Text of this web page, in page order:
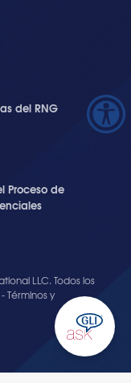
del RNG
Proceso de
LLC. Todos los
-Términos y